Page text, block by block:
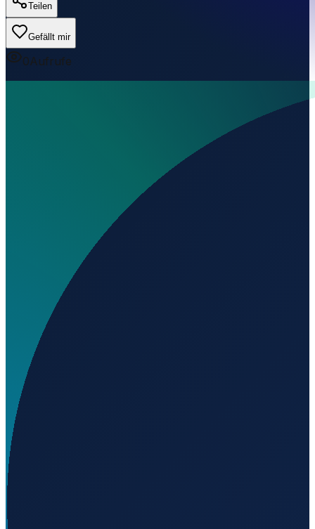
Teilen
Gefällt mir
0Aufrufe
Wo liegt Aerodromo de Chaves?
Was ist der ICAO-Code von Aerodromo de Chaves?
Auf welcher Höhe liegt Aerodromo de Chaves?
Wird geladen...
Lisbon